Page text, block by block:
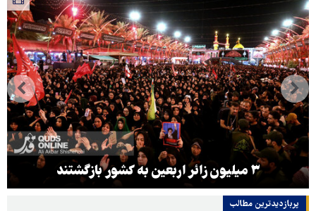
۳ میلیون زائر اربعین به کشور بازگشتند
پربازدیدترین‌ مطالب